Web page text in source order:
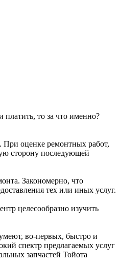
платить, то за что именно?
При оценке ремонтных работ,
сторону последующей
Закономерно, что
тех или иных услуг.
целесообразно изучить
во-первых, быстро и
спектр предлагаемых услуг
запчастей Тойота